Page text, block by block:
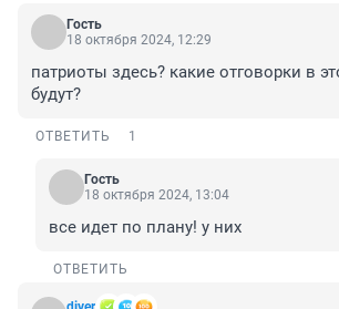
Гость
18 октября 2024, 12:29
патриоты здесь? какие отговорки в
будут?
ОТВЕТИТЬ 1
Гость
18 октября 2024, 13:04
все идет по плану! у них
ОТВЕТИТЬ